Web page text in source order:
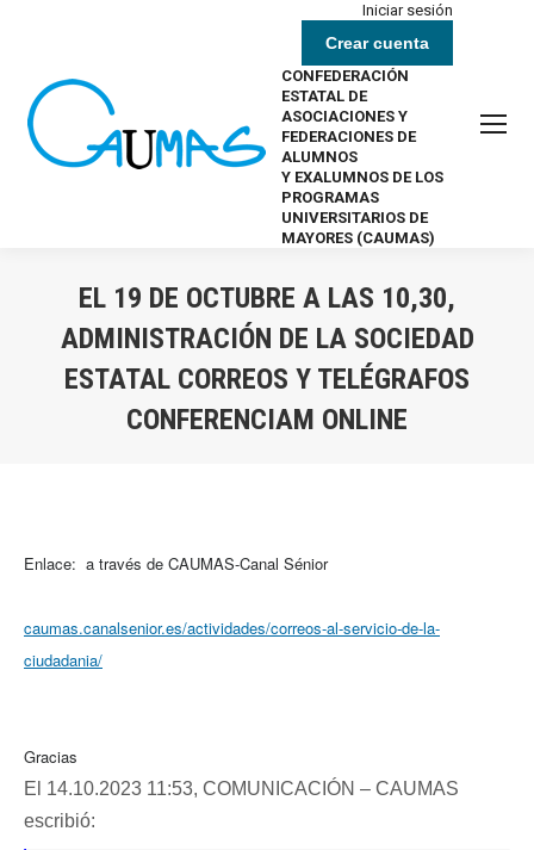
Iniciar sesión
Crear cuenta
CONFEDERACIÓN
ESTATAL DE
ASOCIACIONES Y
FEDERACIONES DE
ALUMNOS
Y EXALUMNOS DE LOS
PROGRAMAS
UNIVERSITARIOS DE
MAYORES (CAUMAS)
EL 19 DE OCTUBRE A LAS 10,30,
ADMINISTRACIÓN DE LA SOCIEDAD
ESTATAL CORREOS Y TELÉGRAFOS
CONFERENCIAM ONLINE
Enlace: a través de CAUMAS-Canal Sénior
caumas.canalsenior.es/actividades/correos-al-servicio-de-la-
ciudadania/
Gracias
El 14.10.2023 11:53, COMUNICACIÓN – CAUMAS
escribió: